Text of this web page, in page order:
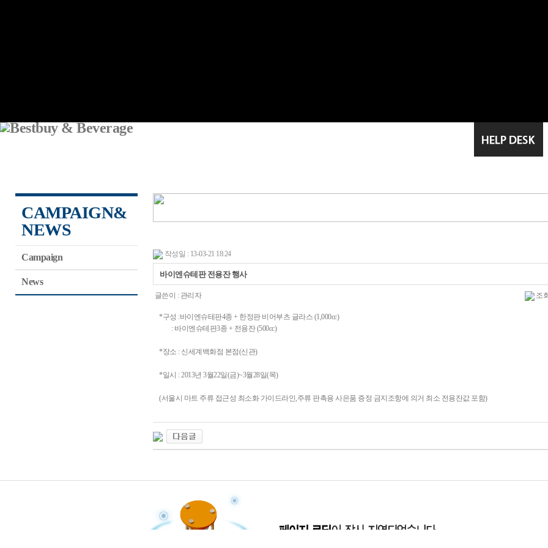
CAMPAIGN&
NEWS
Campaign
News
작성일 : 13-03-21 18:24
바이엔슈테판 전용잔 행사
글쓴이 : 관리자 조
*구성 :바이엔슈테판4종 + 한정판 비어부츠 글라스 (1,000cc)
: 바이엔슈테판3종 + 전용잔 (500cc)
*장소 : 신세계백화점 본점(신관)
*일시 : 2013년 3월22일(금)~3월28일(목)
(서울시 마트 주류 접근성 최소화 가이드라인,주류 판촉용 사은품 증정 금지조항에 의거 최소 전용잔값 포함)